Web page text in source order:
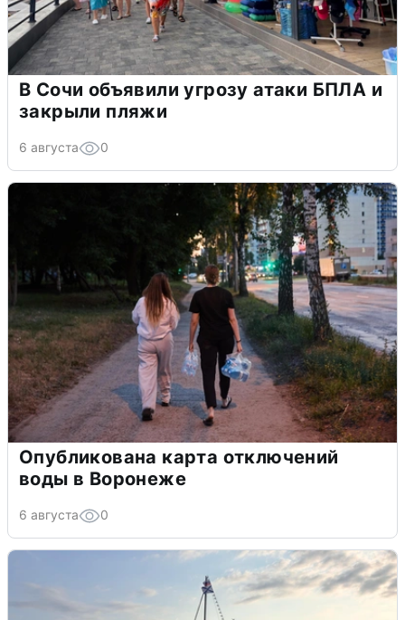
В Сочи объявили угрозу атаки БПЛА и
закрыли пляжи
6 августа 0
Опубликована карта отключений
воды в Воронеже
6 августа 0